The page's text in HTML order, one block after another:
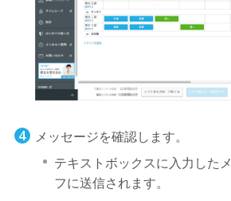
メッセージを確認します。
テキストボックスに入力した
フに送信されます。